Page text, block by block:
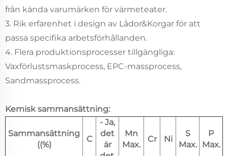
från kända varumärken för värmeteater.
3. Rik erfarenhet i design av Lådor&Korgar för att
passa specifika arbetsförhållanden.
4. Flera produktionsprocesser tillgängliga:
Vaxförlustsmaskprocess, EPC-massprocess,
Sandmassprocess.
Kemisk sammansättning:
Sammansättning
((%)
C
- Ja,
det
är
Mn
Max.
Cr Ni
S
Max.
P
Max.